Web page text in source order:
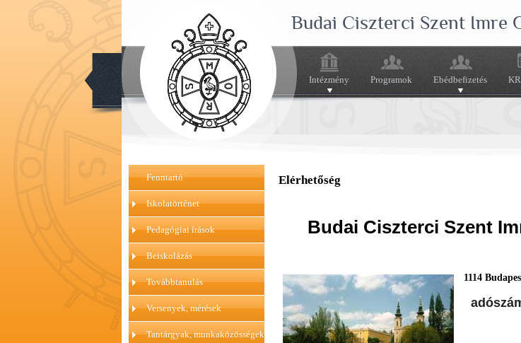
Budai Ciszterci Szent Imre
Intézmény Programok Ebédbefizetés
Fenntartó
Iskolatörténet
Pedagógiai írások
Beiskolázás
Továbbtanulás
Versenyek, mérések
Tantárgyak, munkaközösségek
Elérhetőség
Budai Ciszterci Szent
1114